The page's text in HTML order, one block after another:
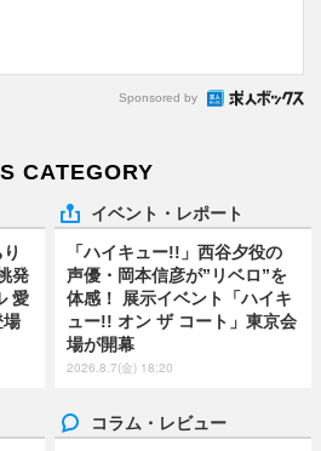
Sponsored by
CATEGORY
発
愛
場
イベント・レポート
「ハイキュー!!」西谷夕役の
声優・岡本信彦が”リベロ”を
体感！ 展示イベント「ハイキ
ュー!! オン ザ コート」東京会
場が開幕
2026.8.7(金) 18:20
コラム・レビュー